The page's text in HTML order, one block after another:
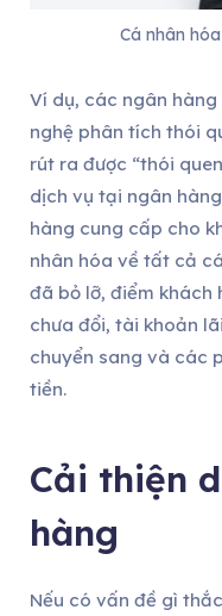
Cá nhân
Ví dụ, các ngân
nghệ phân tích thói
rút ra được “thói
dịch vụ tại ngân
hàng cung cấp cho
nhân hóa về tất cả
đã bỏ lỡ, điểm khách
chưa đổi, tài khoản
chuyển sang và các
tiền.
Cải thiện
hàng
Nếu có vấn đề gì